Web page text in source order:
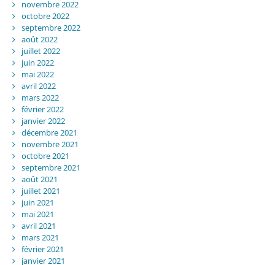
novembre 2022
octobre 2022
septembre 2022
août 2022
juillet 2022
juin 2022
mai 2022
avril 2022
mars 2022
février 2022
janvier 2022
décembre 2021
novembre 2021
octobre 2021
septembre 2021
août 2021
juillet 2021
juin 2021
mai 2021
avril 2021
mars 2021
février 2021
janvier 2021